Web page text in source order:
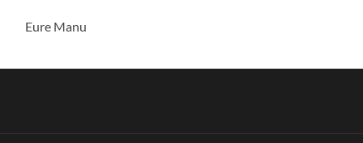
Eure Manu